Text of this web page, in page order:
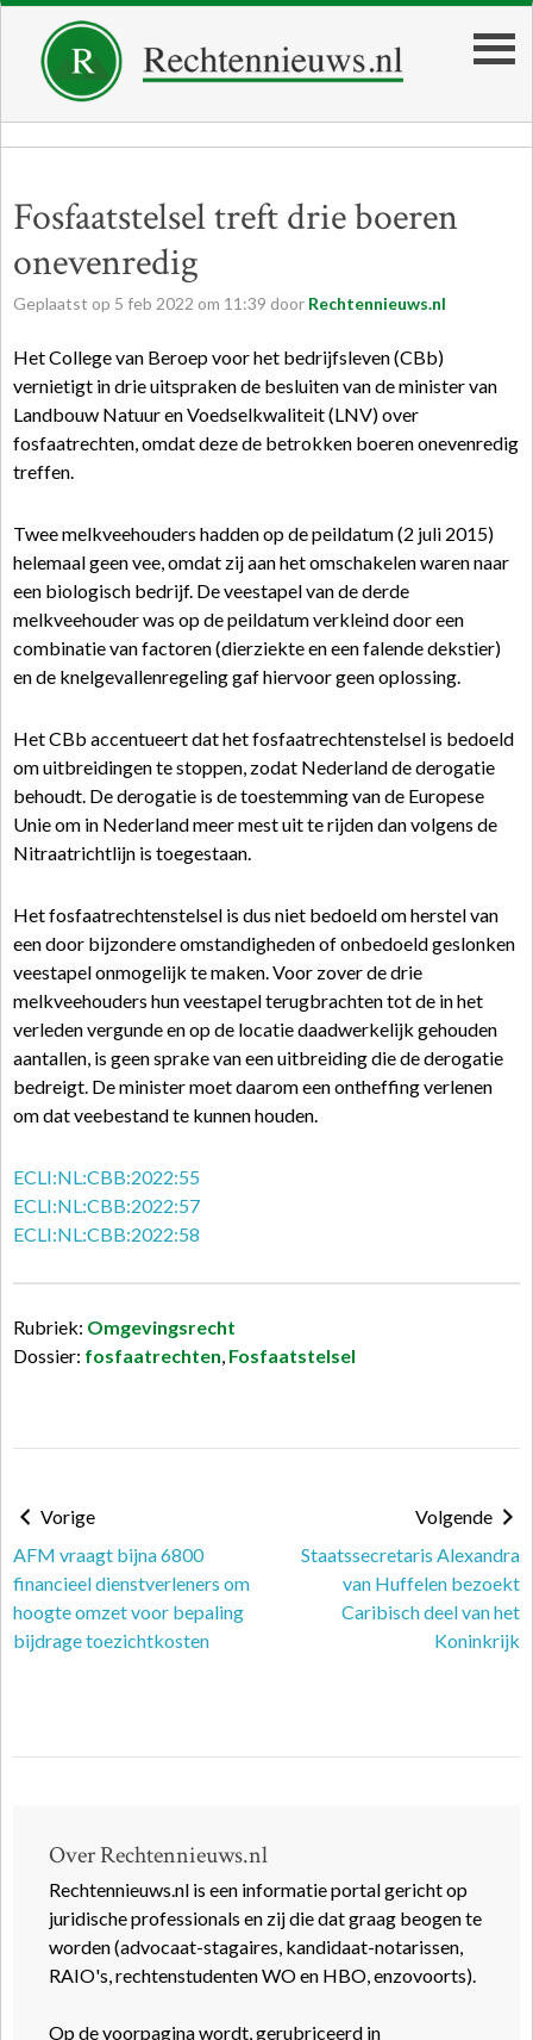
Fosfaatstelsel treft drie boeren
onevenredig
Geplaatst op 5 feb 2022 om 11:39 door Rechtennieuws.nl
Het College van Beroep voor het bedrijfsleven (CBb)
vernietigt in drie uitspraken de besluiten van de minister van
Landbouw Natuur en Voedselkwaliteit (LNV) over
fosfaatrechten, omdat deze de betrokken boeren onevenredig
treffen.
Twee melkveehouders hadden op de peildatum (2 juli 2015)
helemaal geen vee, omdat zij aan het omschakelen waren naar
een biologisch bedrijf. De veestapel van de derde
melkveehouder was op de peildatum verkleind door een
combinatie van factoren (dierziekte en een falende dekstier)
en de knelgevallenregeling gaf hiervoor geen oplossing.
Het CBb accentueert dat het fosfaatrechtenstelsel is bedoeld
om uitbreidingen te stoppen, zodat Nederland de derogatie
behoudt. De derogatie is de toestemming van de Europese
Unie om in Nederland meer mest uit te rijden dan volgens de
Nitraatrichtlijn is toegestaan.
Het fosfaatrechtenstelsel is dus niet bedoeld om herstel van
een door bijzondere omstandigheden of onbedoeld geslonken
veestapel onmogelijk te maken. Voor zover de drie
melkveehouders hun veestapel terugbrachten tot de in het
verleden vergunde en op de locatie daadwerkelijk gehouden
aantallen, is geen sprake van een uitbreiding die de derogatie
bedreigt. De minister moet daarom een ontheffing verlenen
om dat veebestand te kunnen houden.
ECLI:NL:CBB:2022:55
ECLI:NL:CBB:2022:57
ECLI:NL:CBB:2022:58
Rubriek: Omgevingsrecht
Dossier: fosfaatrechten, Fosfaatstelsel
Vorige
AFM vraagt bijna 6800
financieel dienstverleners om
hoogte omzet voor bepaling
bijdrage toezichtkosten
Volgende
Staatssecretaris Alexandra
van Huffelen bezoekt
Caribisch deel van het
Koninkrijk
Over Rechtennieuws.nl
Rechtennieuws.nl is een informatie portal gericht op
juridische professionals en zij die dat graag beogen te
worden (advocaat-stagaires, kandidaat-notarissen,
RAIO's, rechtenstudenten WO en HBO, enzovoorts).
Op de voorpagina wordt, gerubriceerd in